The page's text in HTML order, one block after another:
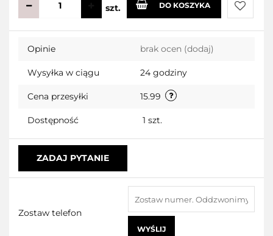
szt. DO KOSZYKA
Do
Opinie brak ocen (dodaj)
Wysyłka w ciągu 24 godziny
Cena przesyłki 15.99
Dostępność 1 szt.
ZADAJ PYTANIE
Zostaw telefon
WYŚLIJ